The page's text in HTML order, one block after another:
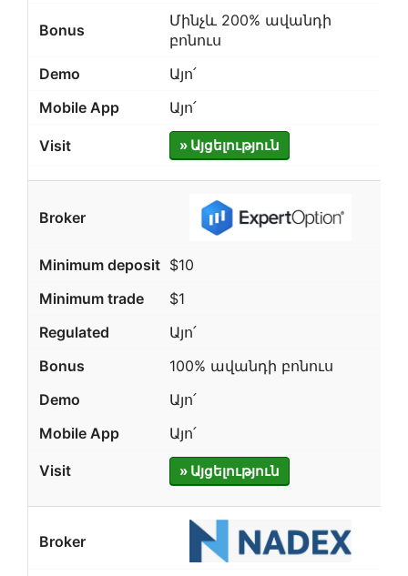
Մինչև 200% ավանդի
բոնուս
Այո՛
Այո՛
» Այցելություն
$10
$1
Այո՛
100% ավանդի բոնուս
Այո՛
Այո՛
» Այցելություն